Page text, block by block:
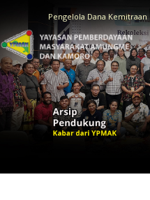
Pengelola Dana Kemitraan